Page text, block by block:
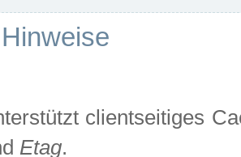
clientseitiges
Etag.